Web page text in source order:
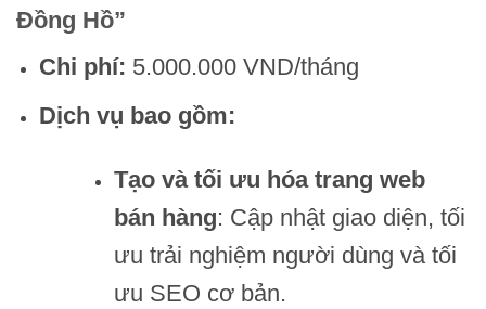
Đồng Hồ”
Chi phí: 5.000.000 VND/tháng
Dịch vụ bao gồm:
Tạo và tối ưu hóa trang web
bán hàng: Cập nhật giao diện, tối
ưu trải nghiệm người dùng và tối
ưu SEO cơ bản.